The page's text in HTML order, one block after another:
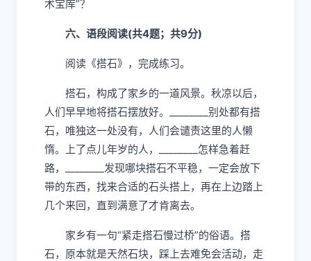
术宝库”？
六、语段阅读(共4题；共9分)
阅读《搭石》，完成练习。
搭石，构成了家乡的一道风景。秋凉以后，
人们早早地将搭石摆放好。________别处都有搭
石，唯独这一处没有，人们会谴责这里的人懒
惰。上了点儿年岁的人，________怎样急着赶
路，________发现哪块搭石不平稳，一定会放下
带的东西，找来合适的石头搭上，再在上边踏上
几个来回，直到满意了才肯离去。
家乡有一句“紧走搭石慢过桥”的俗语。搭
石，原本就是天然石块，踩上去难免会活动，走